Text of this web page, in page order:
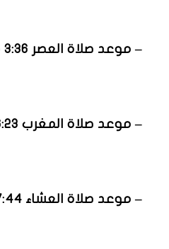
– موعد صلاة العصر 3:36 م
– موعد صلاة المغرب 6:23 م
– موعد صلاة العشاء 7:44 م